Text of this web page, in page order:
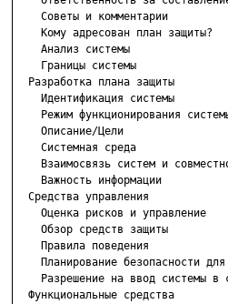
    Советы и комментарии
    Кому адресован план защиты?
    Анализ системы
    Границы системы
  Разработка плана защиты
    Идентификация системы
Режим функционирования
    Описание/Цели
    Системная среда
Взаимосвязь систем и
    Важность информации
  Средства управления
    Оценка рисков и управление
    Обзор средств защиты
    Правила поведения
Планирование безопасности
Разрешение на ввод системы в
  Функциональные средства